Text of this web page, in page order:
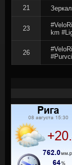
21
23
km
26